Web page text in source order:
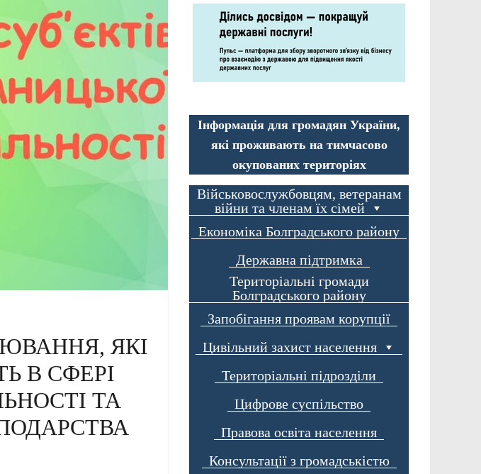
ЯКІ
В СФЕРІ
ТА
Інформація для громадян України,
які проживають на тимчасово
окупованих територіях
Військовослужбовцям, ветеранам
війни та членам їх сімей
Економіка Болградського району
Державна підтримка
Територіальні громади
Болградського району
Запобігання проявам корупції
Цивільний захист населення
Територіальні підрозділи
Цифрове суспільство
Правова освіта населення
Консультації з громадськістю